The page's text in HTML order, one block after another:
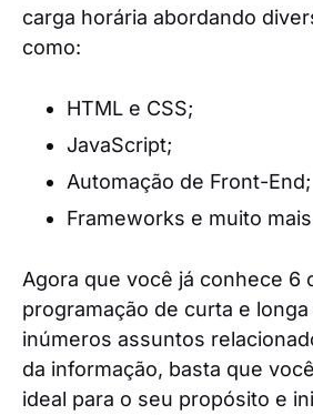
carga horária abordando
como:
HTML e CSS;
JavaScript;
Automação de Front-End;
Frameworks e muito
Agora que você já conhece 6
programação de curta e
inúmeros assuntos
da informação, basta que
ideal para o seu propósito e